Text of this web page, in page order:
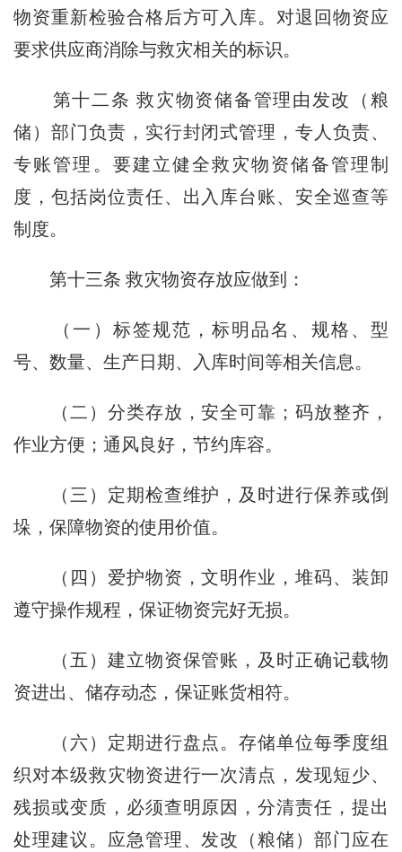
物资重新检验合格后方可入库。对退回物资应
要求供应商消除与救灾相关的标识。
第十二条 救灾物资储备管理由发改（粮
储）部门负责，实行封闭式管理，专人负责、
专账管理。要建立健全救灾物资储备管理制
度，包括岗位责任、出入库台账、安全巡查等
制度。
第十三条救灾物资存放应做到：
（一）标签规范，标明品名、规格、型
号、数量、生产日期、入库时间等相关信息。
（二）分类存放，安全可靠；码放整齐，
作业方便；通风良好，节约库容。
（三）定期检查维护，及时进行保养或倒
垛，保障物资的使用价值。
（四）爱护物资，文明作业，堆码、装卸
遵守操作规程，保证物资完好无损。
（五）建立物资保管账，及时正确记载物
资进出、储存动态，保证账货相符。
（六）定期进行盘点。存储单位每季度组
织对本级救灾物资进行一次清点，发现短少、
残损或变质，必须查明原因，分清责任，提出
处理建议。应急管理、发改（粮储）部门应在